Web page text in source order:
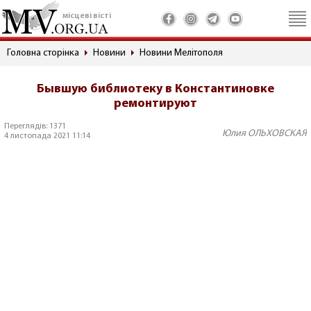
місцеві вісті
Головна сторінка Новини Новини Мелітополя
Бывшую библиотеку в Константиновке
ремонтируют
Переглядів: 1371
4 листопада 2021 11:14
Юлия ОЛЬХОВСКАЯ